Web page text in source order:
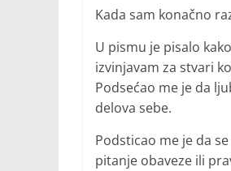
Kada sam konačno
U pismu je pisalo
izvinjavam za stvari
Podsećao me je da
delova sebe.
Podsticao me je da
pitanje obaveze ili